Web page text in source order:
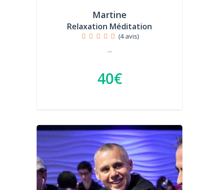
Martine
Relaxation Méditation
(4 avis)
...
40€